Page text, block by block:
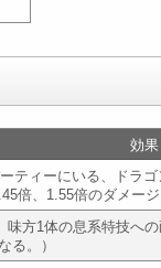
効果
ティーにいる、ドラ
倍、1.55倍のダメージ
味方1体の息系特技へ
る。）